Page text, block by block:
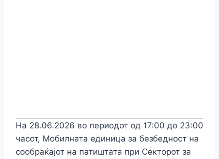
На 28.06.2026 во периодот од 17:00 до 23:00
часот, Мобилната единица за безбедност на
сообраќајот на патиштата при Секторот за